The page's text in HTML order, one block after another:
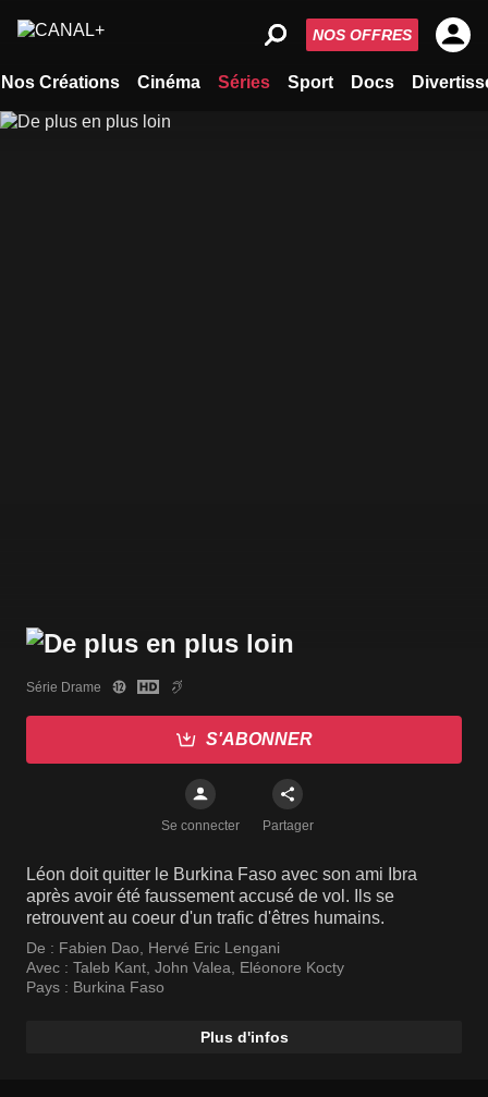
Nos Créations Cinéma Séries Sport Docs
NOS OFFRES
Série Drame
S'ABONNER
Se connecter Partager
Léon doit quitter le Burkina Faso avec son ami Ibra
après avoir été faussement accusé de vol. Ils se
retrouvent au coeur d'un trafic d'êtres humains.
De : Fabien Dao, Hervé Eric Lengani
Avec : Taleb Kant, John Valea, Eléonore Kocty
Pays : Burkina Faso
Plus d'infos